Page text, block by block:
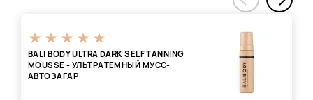
BALI BODY ULTRA DARK SELF TANNING
MOUSSE - УЛЬТРАТЕМНЫЙ МУСС-
АВТОЗАГАР
‹